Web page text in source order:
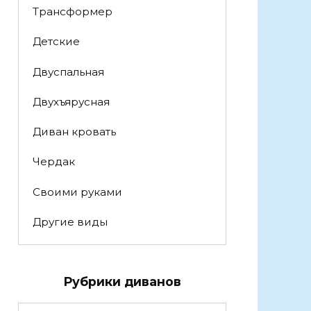
Трансформер
Детские
Двуспальная
Двухъярусная
Диван кровать
Чердак
Своими руками
Другие виды
Рубрики диванов